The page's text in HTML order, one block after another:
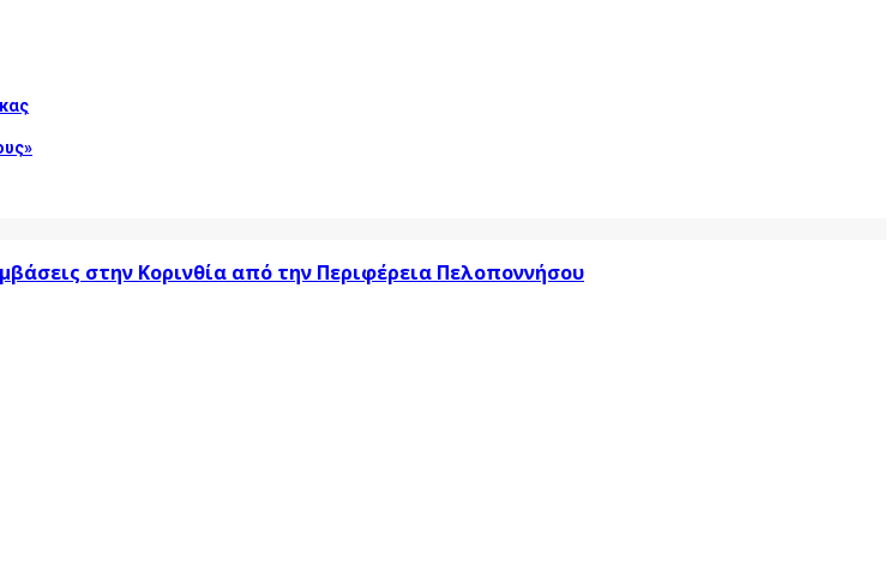
στην Κορινθία από την Περιφέρεια Πελοποννήσου